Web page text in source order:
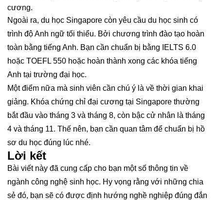
cương.
Ngoài ra, du học Singapore còn yêu cầu du học sinh có
trình độ Anh ngữ tối thiểu. Bởi chương trình đào tạo hoàn
toàn bằng tiếng Anh. Bạn cần chuẩn bị bằng IELTS 6.0
hoặc TOEFL 550 hoặc hoàn thành xong các khóa tiếng
Anh tại trường đại học.
Một điểm nữa mà sinh viên cần chú ý là về thời gian khai
giảng. Khóa chứng chỉ đại cương tại Singapore thường
bắt đầu vào tháng 3 và tháng 8, còn bậc cử nhân là tháng
4 và tháng 11. Thế nên, bạn cần quan tâm để chuẩn bị hồ
sơ du học đúng lúc nhé.
Lời kết
Bài viết này đã cung cấp cho bạn một số thông tin về
ngành công nghệ sinh học. Hy vọng rằng với những chia
sẻ đó, bạn sẽ có được định hướng nghề nghiệp đúng đắn